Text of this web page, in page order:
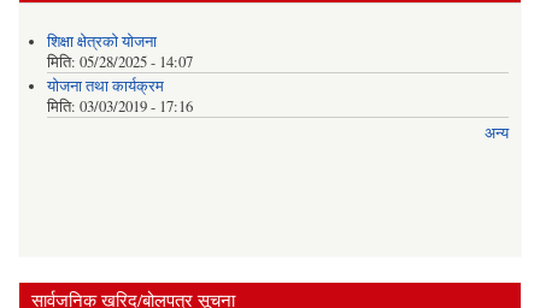
शिक्षा क्षेत्रकाे याेजना
मिति: 05/28/2025 - 14:07
याेजना तथा कार्यक्रम
मिति: 03/03/2019 - 17:16
अन्य
सार्वजनिक खरिद/बोलपत्र सूचना